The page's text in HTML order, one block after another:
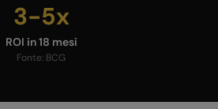
3-5x
ROI in 18 mesi
Fonte: BCG